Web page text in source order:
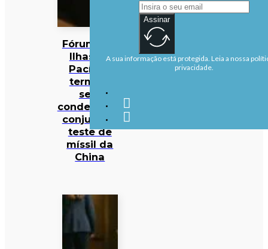
Fórum das
Ilhas do
Pacífico
termina
sem
condenação
conjunta a
teste de
míssil da
China
Assinar
A sua informação está protegida. Leia a nossa
privacidade.